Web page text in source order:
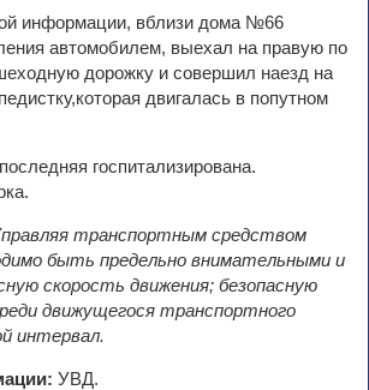
информации, вблизи дома №66
автомобилем, выехал на правую по
дорожку и совершил наезд на
двигалась в попутном
госпитализирована.
транспортным средством
быть предельно внимательными и
скорость движения; безопасную
движущегося транспортного
интервал.
УВД.